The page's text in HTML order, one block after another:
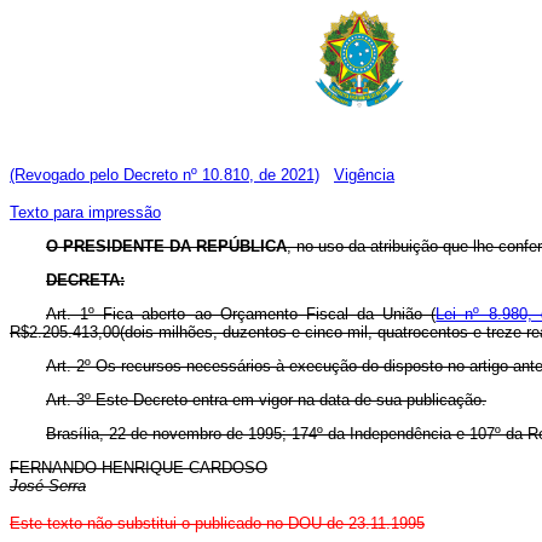
(Revogado pelo Decreto nº 10.810, de 2021) Vigência
Texto para impressão
O PRESIDENTE DA REPÚBLICA, no uso da atribuição que lhe
DECRETA:
Art. 1º Fica aberto ao Orçamento Fiscal da União (Lei nº 8.980,
R$2.205.413,00(dois milhões, duzentos e cinco mil, quatrocentos e treze
Art. 2º Os recursos necessários à execução do disposto no artigo
Art. 3º Este Decreto entra em vigor na data de sua publicação.
Brasília, 22 de novembro de 1995; 174º da Independência e 107º da
FERNANDO HENRIQUE CARDOSO
José Serra
Este texto não substitui o publicado no DOU de 23.11.1995